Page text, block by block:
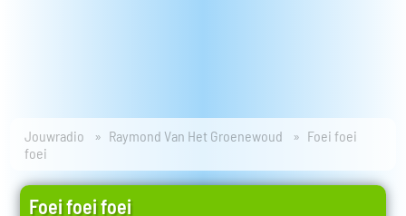
Jouwradio Raymond Van Het Groenewoud
Foei foei
foei
Foei foei foei